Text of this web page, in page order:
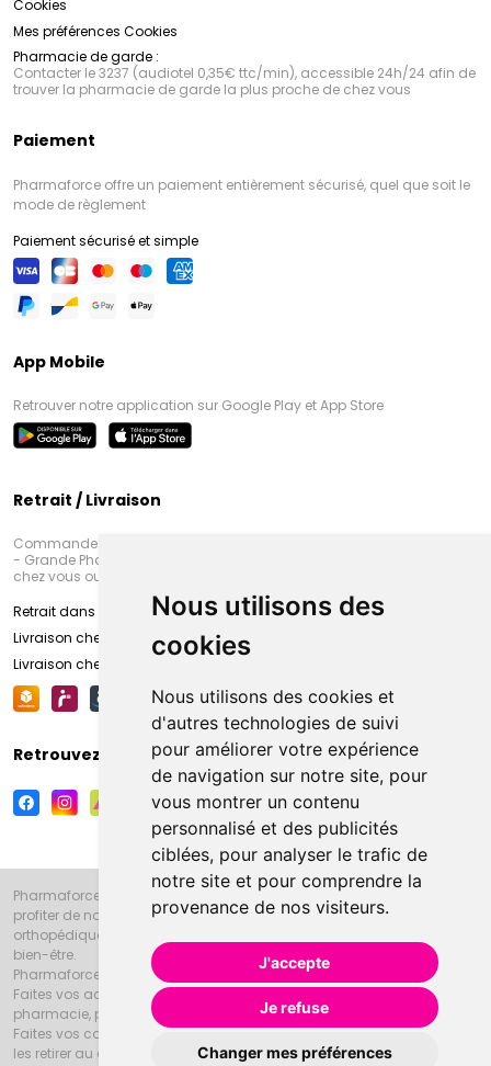
Nous utilisons des
cookies
Nous utilisons des cookies et
d'autres technologies de suivi
pour améliorer votre expérience
de navigation sur notre site, pour
vous montrer un contenu
personnalisé et des publicités
ciblées, pour analyser le trafic de
notre site et pour comprendre la
provenance de nos visiteurs.
J'accepte
Je refuse
Changer mes préférences
Cookies
Mes préférences Cookies
Pharmacie de garde :
Contacter le 3237 (audiotel 0,35€ ttc/min), accessible 24h/24 afin de
trouver la pharmacie de garde la plus proche de chez vous
Paiement
Pharmaforce offre un paiement entièrement sécurisé, quel que soit le
mode de règlement
Paiement sécurisé et simple
App Mobile
Retrouver notre application sur Google Play et App Store
Retrait / Livraison
Commandez en ligne et venez chercher votre commande à Amiens
- Grande Pharmacie d’Amiens (Fachon) ou recevez-là rapidement
chez vous ou en point retrait
Retrait dans la pharmacie d’Amiens
Livraison chez vous
Livraison chez votre commerçant
Retrouvez-nous sur vos réseaux sociaux
Pharmaforce.fr et la Grande Pharmacie d’Amiens vous souhaitent de
profiter de notre accueil, de nos conseils pharmaceutiques,
orthopédiques, homéopathiques, parapharmaceutiques, beauté et
bien-être.
Pharmaforce.fr est le site internet de la Grande Pharmacie d’Amiens.
Faites vos achats en ligne grâce à un choix de 20000 références en
pharmacie, parapharmacie, diététique et animaux (vétérinaire).
Faites vos courses de pharmacie et parapharmacie en ligne et venez
les retirer au drive ou vous les faire livrer à domicile.